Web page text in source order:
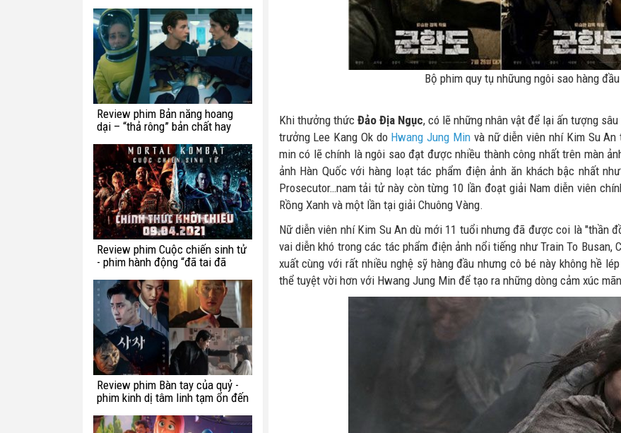
Review phim Bản năng hoang
dại – “thả rông” bản chất hay
Review phim Cuộc chiến sinh tử
- phim hành động “đã tai đã
Review phim Bàn tay của quỷ -
phim kinh dị tâm linh tạm ổn đến
Bộ phim quy tụ nhữung ngôi sao hàng
Khi thưởng thức Đảo Địa Ngục, có lẽ những nhân vật để lại ấn tượng
trưởng Lee Kang Ok do Hwang Jung Min và nữ diễn viên nhí Kim Su
min có lẽ chính là ngôi sao đạt được nhiều thành công nhất trên màn
ảnh Hàn Quốc với hàng loạt tác phẩm điện ảnh ăn khách bậc nhất
Prosecutor…nam tải tử này còn từng 10 lần đoạt giải Nam diễn viên
Rồng Xanh và một lần tại giải Chuông Vàng.
Nữ diễn viên nhí Kim Su An dù mới 11 tuổi nhưng đã được coi là "thần
vai diễn khó trong các tác phẩm điện ảnh nổi tiếng như Train To Busan,
xuất cùng với rất nhiều nghệ sỹ hàng đầu nhưng cô bé này không hề
thể tuyệt vời hơn với Hwang Jung Min để tạo ra những dòng cảm xúc